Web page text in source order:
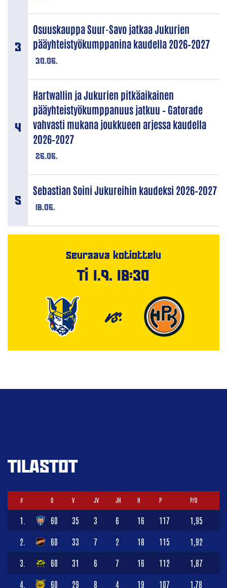
30.06.
Osuuskauppa Suur-Savo jatkaa Jukurien
pääyhteistyökumppanina kaudella 2026–2027
26.06.
Hartwallin ja Jukurien pitkäaikainen
pääyhteistyökumppanuus jatkuu – Gatorade
vahvasti mukana joukkueen arjessa kaudella
2026–2027
18.06.
Sebastian Soini Jukureihin kaudeksi 2026–2027
Seuraava kotiottelu
Ti 1.9. 18:30
VS.
TILASTOT
# O V JV JH H P P/O
1. 60 35 3 6 16 117 1,95
2. 60 33 7 2 18 115 1,92
3. 60 31 6 7 16 112 1,87
4. 60 29 8 4 19 107 1,78